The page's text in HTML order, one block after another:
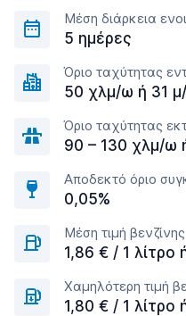
Μέση διάρκεια
5 ημέρες
Όριο ταχύτητας
50 χλμ/ω ή 31
Όριο ταχύτητας
90 – 130 χλμ/ω
Αποδεκτό όριο
0,05%
Μέση τιμή βενζίνης
1,86 € / 1 λίτρο
Χαμηλότερη τιμή
1,80 € / 1 λίτρο